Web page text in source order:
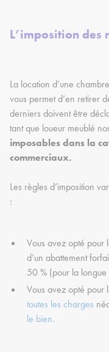
L’imposition des
La location d’une chambre
vous permet d’en retirer
derniers doivent être
tant que loueur meublé
imposables dans la
commerciaux.
Les règles d’imposition
:
Vous avez opté pour
d’un abattement
50 % (pour la
Vous avez opté pour
toutes les charges
le bien.